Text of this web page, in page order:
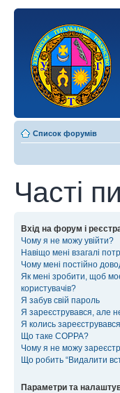
Список форумів
Часті
Вхід на форум і
Чому я не можу увійти?
Навіщо мені взагалі
Чому мені постійно
Як мені зробити, щоб
користувачів?
Я забув свій пароль
Я зареєструвався, але
Я колись
Що таке COPPA?
Чому я не можу
Що робить “Видалити
Параметри та